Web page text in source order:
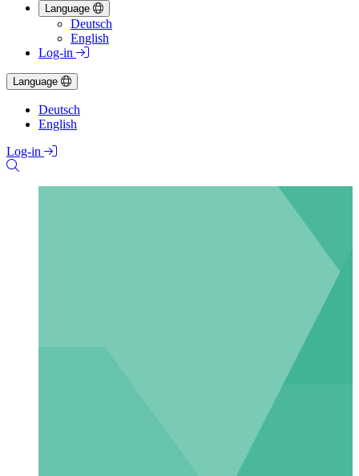
Language
Deutsch
English
Log-in
Language
Deutsch
English
Log-in